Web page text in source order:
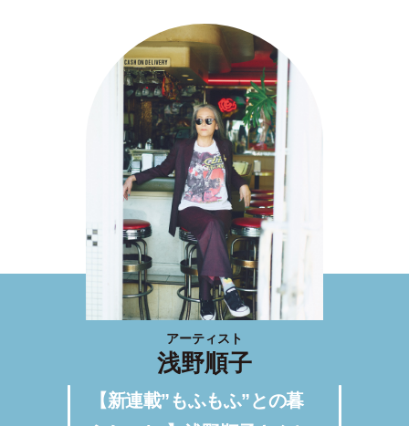
アーティスト
浅野順子
【新連載”もふもふ”との暮